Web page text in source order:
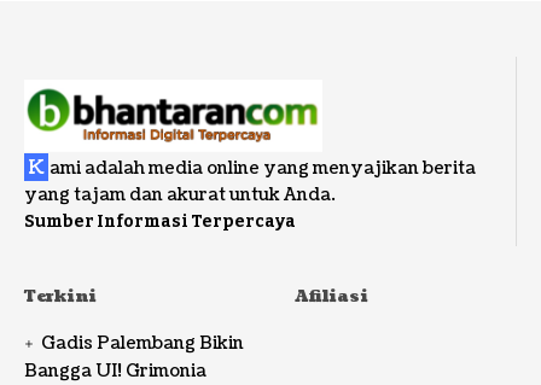
K ami adalah media online yang menyajikan berita
yang tajam dan akurat untuk Anda.
Sumber Informasi Terpercaya
Terkini
Gadis Palembang Bikin
Bangga UI! Grimonia
Afiliasi